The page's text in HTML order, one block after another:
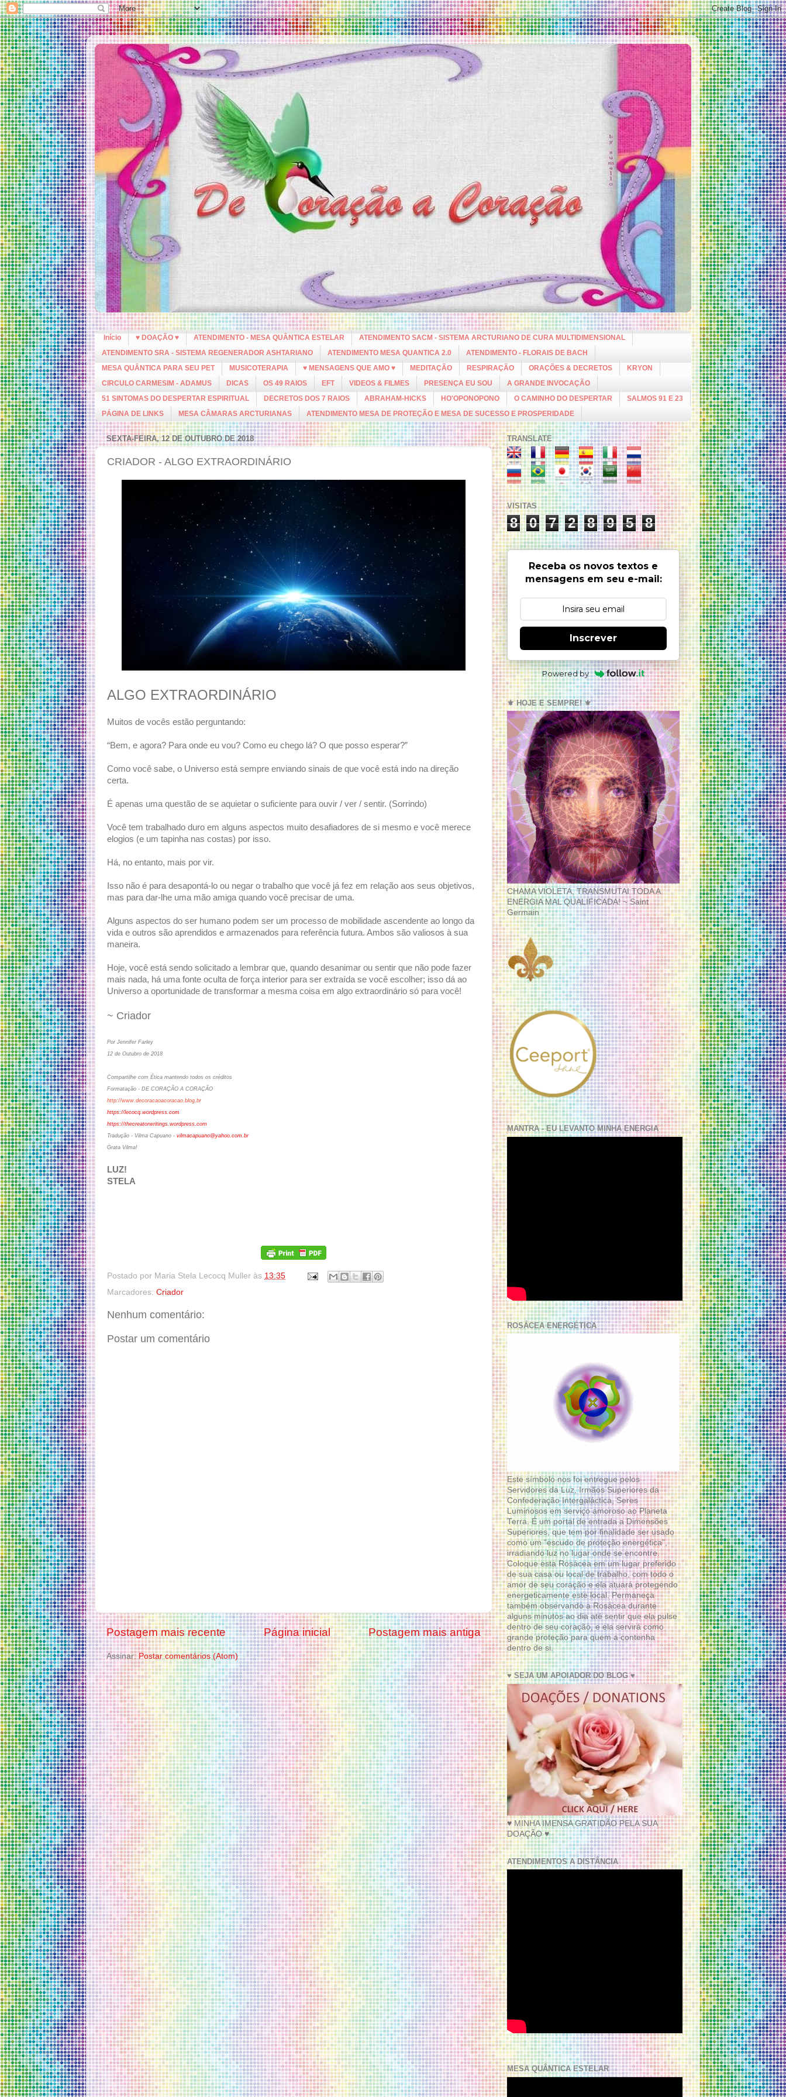
Início ♥ DOAÇÃO ♥ ATENDIMENTO - MESA QUÂNTICA ESTELAR
ATENDIMENTO SACM - SISTEMA ARCTURIANO DE CURA MULTIDIMENSIONAL
ATENDIMENTO SRA - SISTEMA REGENERADOR ASHTARIANO
ATENDIMENTO MESA QUANTICA 2.0
ATENDIMENTO - FLORAIS DE BACH
MESA QUÂNTICA PARA SEU PET
MUSICOTERAPIA ♥ MENSAGENS QUE AMO ♥ MEDITAÇÃO RESPIRAÇÃO ORAÇÕES & DECRETOS
KRYON
CIRCULO CARMESIM - ADAMUS
DICAS OS 49 RAIOS EFT VIDEOS & FILMES PRESENÇA EU SOU
A GRANDE INVOCAÇÃO
51 SINTOMAS DO DESPERTAR ESPIRITUAL
DECRETOS DOS 7 RAIOS ABRAHAM-HICKS HO'OPONOPONO O CAMINHO DO DESPERTAR
SALMOS 91 E 23
PÁGINA DE LINKS
MESA CÂMARAS ARCTURIANAS ATENDIMENTO MESA DE PROTEÇÃO E MESA DE SUCESSO E PROSPERIDADE
SEXTA-FEIRA, 12 DE OUTUBRO DE 2018
CRIADOR - ALGO EXTRAORDINÁRIO
ALGO EXTRAORDINÁRIO
Muitos de vocês estão perguntando:
“Bem, e agora? Para onde eu vou? Como eu chego lá? O que posso esperar?”
Como você sabe, o Universo está sempre enviando sinais de que você está indo na direção
certa.
É apenas uma questão de se aquietar o suficiente para ouvir / ver / sentir. (Sorrindo)
Você tem trabalhado duro em alguns aspectos muito desafiadores de si mesmo e você merece
elogios (e um tapinha nas costas) por isso.
Há, no entanto, mais por vir.
Isso não é para desapontá-lo ou negar o trabalho que você já fez em relação aos seus objetivos,
mas para dar-lhe uma mão amiga quando você precisar de uma.
Alguns aspectos do ser humano podem ser um processo de mobilidade ascendente ao longo da
vida e outros são aprendidos e armazenados para referência futura. Ambos são valiosos à sua
maneira.
Hoje, você está sendo solicitado a lembrar que, quando desanimar ou sentir que não pode fazer
mais nada, há uma fonte oculta de força interior para ser extraída se você escolher; isso dá ao
Universo a oportunidade de transformar a mesma coisa em algo extraordinário só para você!
~ Criador
Por Jennifer Farley
12 de Outubro de 2018
Compartilhe com Ética mantendo todos os créditos
Formatação - DE CORAÇÃO A CORAÇÃO
http://www.decoracaoacoracao.blog.br
https://lecocq.wordpress.com
https://thecreatorwritings.wordpress.com
Tradução - Vilma Capuano - vilmacapuano@yahoo.com.br
Grata Vilma!
LUZ!
STELA
Postado por Maria Stela Lecocq Muller às 13:35
Marcadores: Criador
Nenhum comentário:
Postar um comentário
Postagem mais recente Postagem mais antiga
Página inicial
Assinar:Postar comentários (Atom)
TRANSLATE
VISITAS
8 0 7 2 8 9 5 8
Receba os novos textos e
mensagens em seu e-mail:
Inscrever
Powered by
⚜️ HOJE E SEMPRE! ⚜️
CHAMA VIOLETA, TRANSMUTAI TODA A
ENERGIA MAL QUALIFICADA! ~ Saint
Germain
MANTRA - EU LEVANTO MINHA ENERGIA
ROSÁCEA ENERGÉTICA
Este símbolo nos foi entregue pelos
Servidores da Luz, Irmãos Superiores da
Confederação Intergaláctica, Seres
Luminosos em serviço amoroso ao Planeta
Terra. É um portal de entrada a Dimensões
Superiores, que tem por finalidade ser usado
como um “escudo de proteção energética”,
irradiando luz no lugar onde se encontre.
Coloque esta Rosácea em um lugar preferido
de sua casa ou local de trabalho, com todo o
amor de seu coração e ela atuará protegendo
energeticamente este local. Permaneça
também observando a Rosácea durante
alguns minutos ao dia até sentir que ela pulse
dentro de seu coração, e ela servirá como
grande proteção para quem a contenha
dentro de si.
♥ SEJA UM APOIADOR DO BLOG ♥
♥ MINHA IMENSA GRATIDÃO PELA SUA
DOAÇÃO ♥
ATENDIMENTOS A DISTÂNCIA
MESA QUÂNTICA ESTELAR